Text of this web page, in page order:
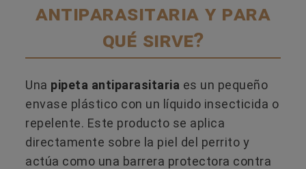
antiparasitaria y para
qué sirve?
Una pipeta antiparasitaria es un pequeño
envase plástico con un líquido insecticida o
repelente. Este producto se aplica
directamente sobre la piel del perrito y
actúa como una barrera protectora contra